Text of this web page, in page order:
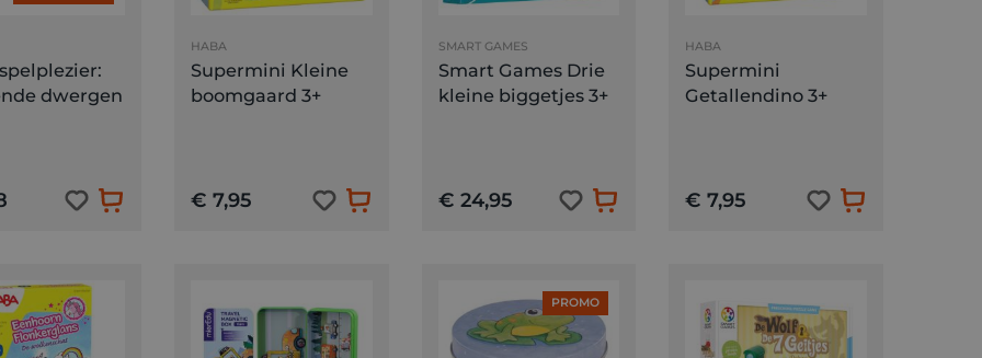
dwergen
HABA
Supermini Kleine
boomgaard 3+
€ 7,95
SMART GAMES
Smart Games Drie
kleine biggetjes 3+
€ 24,95
HABA
Supermini
Getallendino 3+
€ 7,95
PROMO